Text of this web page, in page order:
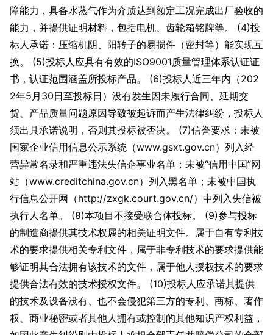
障能力，具备水蒸气作为介质达到额定工况完成出厂验收的
能力，并提供证明材料，包括电机、齿轮箱铭牌等。 (4)投
标人承诺：压缩机阴、阳转子的易损件（密封等）能实现互
换。 (5)投标人应具有有效的ISO9001质量管理体系认证证
书，认证范围涵盖所投标产品。 (6)投标人近三年内（202
2年5月30日至投标日）没有发生因未履行合同、延期交
货、产品质量问题原因导致被起诉而产生法律纠纷，投标人
须出具承诺说明，否则其投标被否决。 (7)信誉要求：未被
国家企业信用信息公示系统（www.gsxt.gov.cn）列入经
营异常名录和严重违法失信企事业名单；未被“信用中国”网
站（www.creditchina.gov.cn）列入黑名单；未被中国执
行信息公开网（http://zxgk.court.gov.cn/）中列入失信被
执行人名单。 (8)本项目不接受联合体投标。 (9)参与投标
的制造商提供其技术权属的相关证明文件。属于自有专利技
术的要求提供相关专利文件，属于非专利技术的要求提供能
够证明其合法拥有该技术的文件，属于他人授权技术的要求
提供合法有效的技术授权文件。 (10)投标人应承诺其提供
的技术及设备没有、也不会侵犯第三方的专利、商标、著作
权、商业秘密或者其他人拥有或控制的其他知识产权利益，